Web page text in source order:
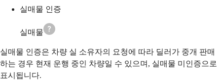
실매물 인증
실매물
실매물 인증은 차량 실 소유자의 요청에 따라 딜러가 중개 판매
하는 경우 현재 운행 중인 차량일 수 있으며, 실매물 미인증으로
표시됩니다.